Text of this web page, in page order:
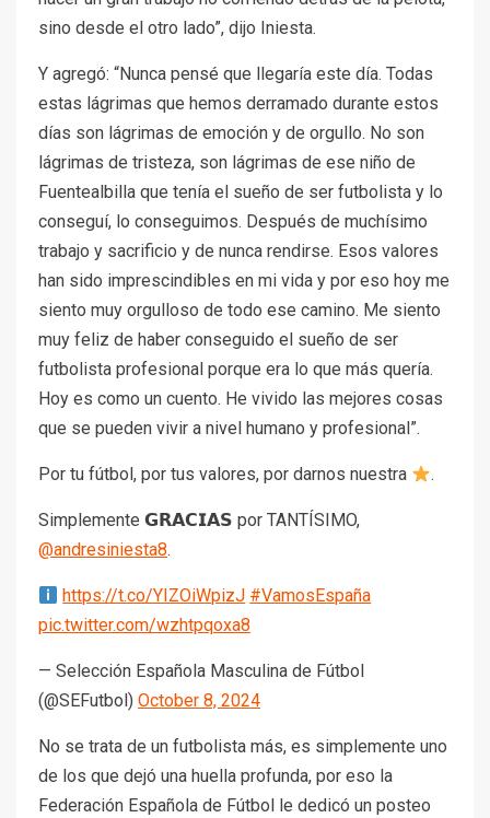
sino desde el otro lado”, dijo Iniesta.
Y agregó: “Nunca pensé que llegaría este día. Todas
estas lágrimas que hemos derramado durante estos
días son lágrimas de emoción y de orgullo. No son
lágrimas de tristeza, son lágrimas de ese niño de
Fuentealbilla que tenía el sueño de ser futbolista y lo
conseguí, lo conseguimos. Después de muchísimo
trabajo y sacrificio y de nunca rendirse. Esos valores
han sido imprescindibles en mi vida y por eso hoy me
siento muy orgulloso de todo ese camino. Me siento
muy feliz de haber conseguido el sueño de ser
futbolista profesional porque era lo que más quería.
Hoy es como un cuento. He vivido las mejores cosas
que se pueden vivir a nivel humano y profesional”.
Por tu fútbol, por tus valores, por darnos nuestra .
Simplemente 𝗚𝗥𝗔𝗖𝗜𝗔𝗦 por TANTÍSIMO,
@andresiniesta8.
https://t.co/YIZOiWpizJ #VamosEspaña
pic.twitter.com/wzhtpqoxa8
— Selección Española Masculina de Fútbol
(@SEFutbol) October 8, 2024
No se trata de un futbolista más, es simplemente uno
de los que dejó una huella profunda, por eso la
Federación Española de Fútbol le dedicó un posteo